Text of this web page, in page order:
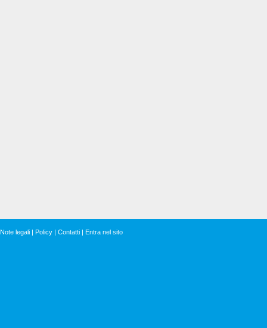
Note legali | Policy | Contatti | Entra nel sito